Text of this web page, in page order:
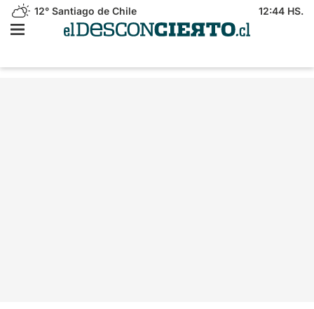
12° Santiago de Chile 12:44 HS.